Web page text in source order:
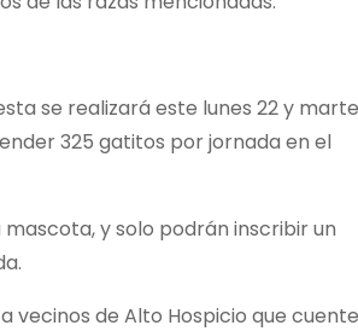
se realizará este lunes 22 y
325 gatitos por jornada en el
y solo podrán inscribir un
vecinos de Alto Hospicio que